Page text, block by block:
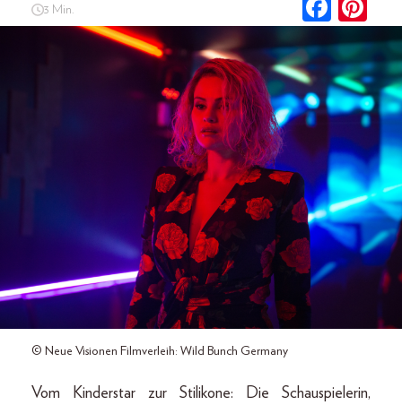
3 Min.
© Neue Visionen Filmverleih: Wild Bunch Germany
Vom Kinderstar zur Stilikone: Die Schauspielerin,